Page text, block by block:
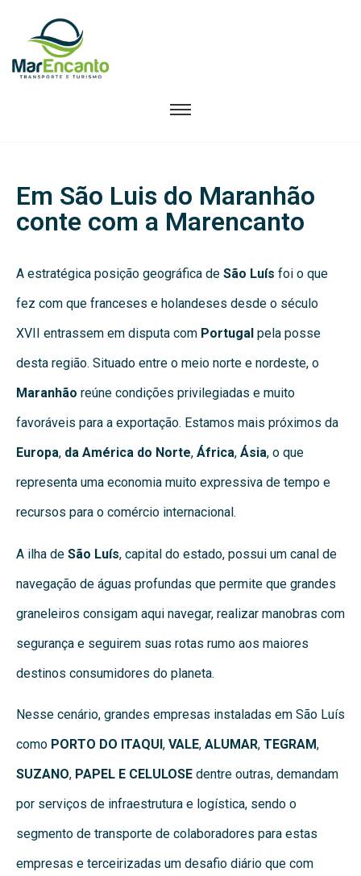
Em São Luis do Maranhão
conte com a Marencanto
A estratégica posição geográfica de São Luís foi o que
fez com que franceses e holandeses desde o século
XVII entrassem em disputa com Portugal pela posse
desta região. Situado entre o meio norte e nordeste, o
Maranhão reúne condições privilegiadas e muito
favoráveis para a exportação. Estamos mais próximos da
Europa, da América do Norte, África, Ásia, o que
representa uma economia muito expressiva de tempo e
recursos para o comércio internacional.
A ilha de São Luís, capital do estado, possui um canal de
navegação de águas profundas que permite que grandes
graneleiros consigam aqui navegar, realizar manobras com
segurança e seguirem suas rotas rumo aos maiores
destinos consumidores do planeta.
Nesse cenário, grandes empresas instaladas em São Luís
como PORTO DO ITAQUI , VALE, ALUMAR, TEGRAM,
SUZANO, PAPEL E CELULOSE dentre outras, demandam
por serviços de infraestrutura e logística, sendo o
segmento de transporte de colaboradores para estas
empresas e terceirizadas um desafio diário que com